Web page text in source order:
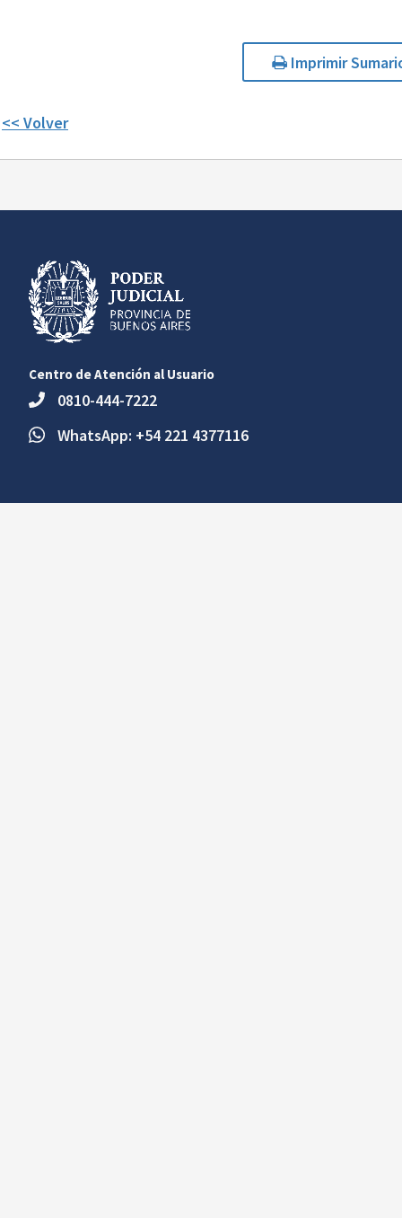
Imprimir
<< Volver
Centro de Atención al Usuario
0810-444-7222
WhatsApp: +54 221 4377116